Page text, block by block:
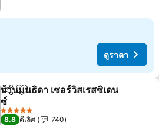
ดูราคา
แชร์ เพิ่มในรายการโปรด
บ้านมนธิดา เซอร์วิสเรสซิเดน
ซ์
ดูราคา
5 ดาว
8.8 ดีเลิศ
740